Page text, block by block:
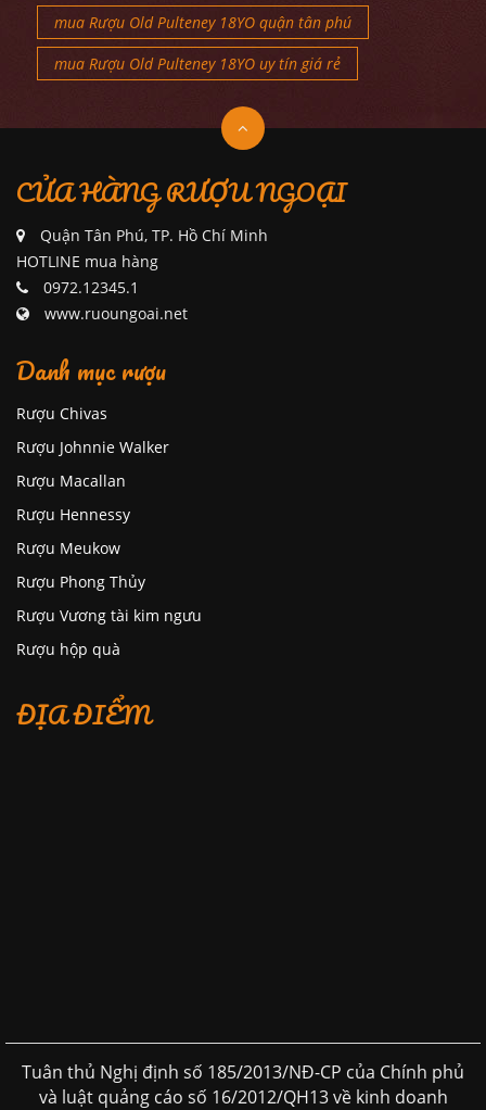
mua Rượu Old Pulteney 18YO quận tân phú
mua Rượu Old Pulteney 18YO uy tín giá rẻ
CỬA HÀNG RƯỢU NGOẠI
Quận Tân Phú, TP. Hồ Chí Minh
HOTLINE mua hàng
0972.12345.1
www.ruoungoai.net
Danh mục rượu
Rượu Chivas
Rượu Johnnie Walker
Rượu Macallan
Rượu Hennessy
Rượu Meukow
Rượu Phong Thủy
Rượu Vương tài kim ngưu
Rượu hộp quà
ĐỊA ĐIỂM
Tuân thủ Nghị định số 185/2013/NĐ-CP của Chính phủ
và luật quảng cáo số 16/2012/QH13 về kinh doanh